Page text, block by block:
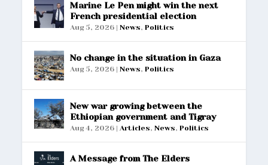
Marine Le Pen might win the next
French presidential election
Aug 5, 2026 |News,Politics
No change in the situation in Gaza
Aug 5, 2026 |News,Politics
New war growing between the
Ethiopian government and Tigray
Aug 4, 2026 |Articles,News,Politics
A Message from The Elders